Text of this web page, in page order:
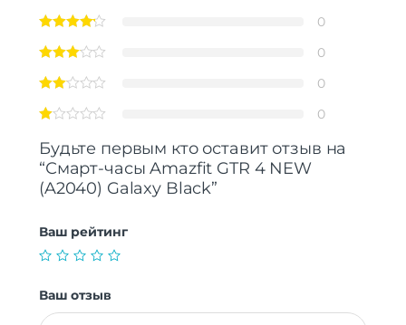
0
0
0
0
Будьте первым кто оставит отзыв на
“Смарт-часы Amazfit GTR 4 NEW
(A2040) Galaxy Black”
Ваш рейтинг
Ваш отзыв